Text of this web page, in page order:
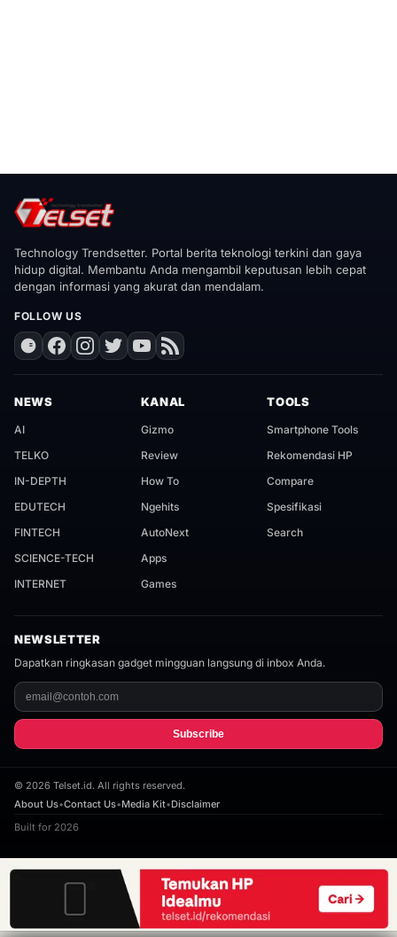
Technology Trendsetter. Portal berita teknologi terkini dan gaya
hidup digital. Membantu Anda mengambil keputusan lebih cepat
dengan informasi yang akurat dan mendalam.
FOLLOW US
NEWS
AI
TELKO
IN-DEPTH
EDUTECH
FINTECH
SCIENCE-TECH
INTERNET
KANAL
Gizmo
Review
How To
Ngehits
AutoNext
Apps
Games
TOOLS
Smartphone Tools
Rekomendasi HP
Compare
Spesifikasi
Search
NEWSLETTER
Dapatkan ringkasan gadget mingguan langsung di inbox Anda.
Subscribe
© 2026 Telset.id. All rights reserved.
About Us•Contact Us•Media Kit•Disclaimer
Built for 2026